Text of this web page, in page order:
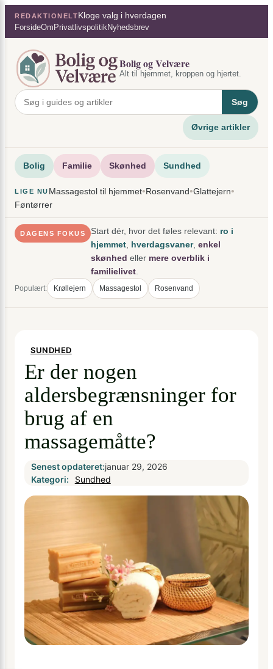
Spring
indhold
REDAKTIONELTKloge valg i hverdagen
ForsideOm PrivatlivspolitikNyhedsbrev
Bolig og Velvære
Alt til hjemmet, kroppen og hjertet.
Søg
Øvrige artikler
Bolig Familie Skønhed Sundhed
LIGE NU Massagestol til hjemmet•Rosenvand•Glattejern•
Føntørrer
DAGENS FOKUS Start dér, hvor det føles relevant: ro i
hjemmet hverdagsvaner,enkel
skønhed eller mere overblik i
familielivet
Populært: Krøllejern Massagestol Rosenvand
SUNDHED
Er der nogen
aldersbegrænsninger for
brug af en
massagemåtte?
Senest opdateret:januar 29, 2026
Kategori:
Sundhed